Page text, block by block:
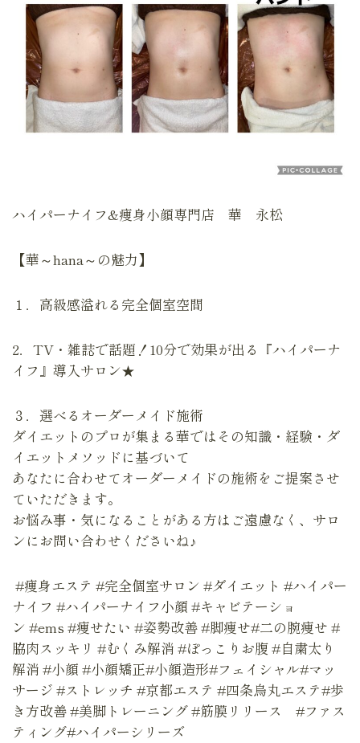
ハイパーナイフ&痩身小顔専門店 華 永松
【華～hana～の魅力】
１．高級感溢れる完全個室空間
2．TV・雑誌で話題！10分で効果が出る『ハイパーナ
イフ』導入サロン★
３．選べるオーダーメイド施術
ダイエットのプロが集まる華ではその知識・経験・ダ
イエットメソッドに基づいて
あなたに合わせてオーダーメイドの施術をご提案させ
ていただきます。
お悩み事・気になることがある方はご遠慮なく、サロ
ンにお問い合わせくださいね♪
#痩身エステ #完全個室サロン #ダイエット #ハイパー
ナイフ #ハイパーナイフ小顔 #キャビテーショ
ン #ems #痩せたい #姿勢改善 #脚痩せ#二の腕痩せ #
脇肉スッキリ #むくみ解消 #ぽっこりお腹 #自粛太り
解消 #小顔 #小顔矯正#小顔造形#フェイシャル#マッ
サージ #ストレッチ #京都エステ #四条烏丸エステ#歩
き方改善 #美脚トレーニング #筋膜リリース #ファス
ティング#ハイパーシリーズ